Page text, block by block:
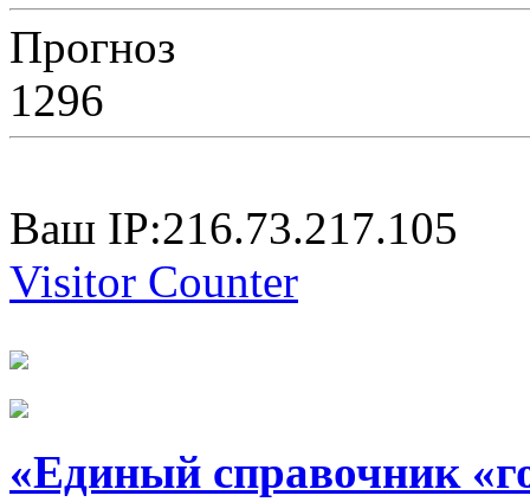
Прогноз
1296
Ваш IP:216.73.217.105
Visitor Counter
«Единый справочник